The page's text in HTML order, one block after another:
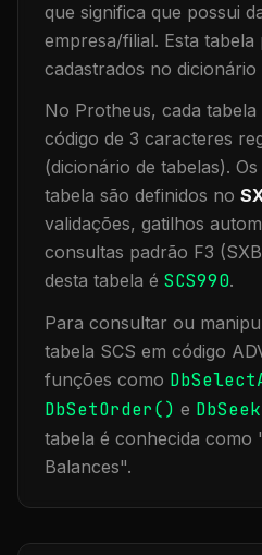
que significa que possui
empresa/filial. Esta tabela
cadastrados no dicionário
No Protheus, cada
código de 3 caracteres
(dicionário de tabelas).
tabela são definidos no
validações, gatilhos
consultas padrão F3
desta tabela é SCS990.
Para consultar ou
tabela SCS em código
funções como
DbSetOrder() e
tabela é conhecida como
Balances".